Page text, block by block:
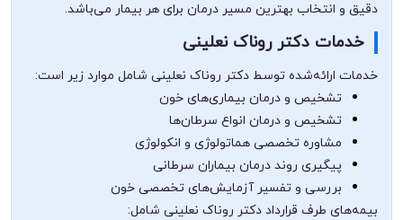
دقیق و انتخاب بهترین مسیر درمان برای هر بیمار می‌باشد.
خدمات دکتر روناک نعلینی
خدمات ارائه‌شده توسط دکتر روناک نعلینی شامل موارد زیر است:
تشخیص و درمان بیماری‌های خون
تشخیص و درمان انواع سرطان‌ها
مشاوره تخصصی هماتولوژی و انکولوژی
پیگیری روند درمان بیماران سرطانی
بررسی و تفسیر آزمایش‌های تخصصی خون
بیمه‌های طرف قرارداد دکتر روناک نعلینی شامل: